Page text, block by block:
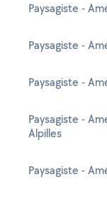
Paysagiste -
Paysagiste -
Paysagiste -
Paysagiste -
Alpilles
Paysagiste -